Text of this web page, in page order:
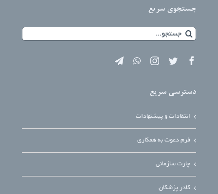
جستجوی سریع
جستجو
دسترسی سریع
انتقادات و پیشنهادات
فرم دعوت به همکاری
چارت سازمانی
کادر پزشکان